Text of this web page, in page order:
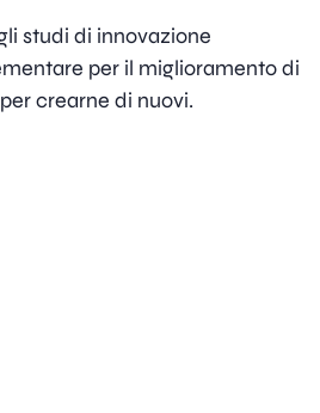
studi di innovazione
per il miglioramento di
crearne di nuovi.